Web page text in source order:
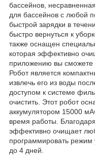
бассейнов,
для бассейнов с любой
быстрой зарядки в
быстро вернуться к
также оснащен
которая эффективно
приложению вы сможете
Робот является
извлечь его из воды
доступом к системе
очистить. Этот робот
аккумулятором 15000
время работы.
эффективно очищает
программировать
до 4 дней.